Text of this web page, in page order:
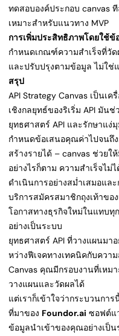
ทดสอบองค์ประกอบ canvas
เหมาะสำหรับแนวทาง MVP
การเพิ่มประสิทธิภาพโดยใช้ข้
กำหนดเกณฑ์ความสำเร็จที่วั
และปรับปรุงตามข้อมูล ไม่ใช่
สรุป
API Strategy Canvas เป็นเ
เชิงกลยุทธ์ของริเริ่ม API มัน
ยุทธศาสตร์ API และรักษาแง่
กำหนดข้อเสนอคุณค่าไปจนถึง
สร้างรายได้ – canvas ช่วยใ
อย่างไรก็ตาม ความสำเร็จไม่
ดำเนินการอย่างสม่ำเสมอแล
บริการสมัครสมาชิกถุงเท้าขอ
โอกาสทางธุรกิจใหม่ในแทบ
อย่างเป็นระบบ
ยุทธศาสตร์ API ที่วางแผนมา
หว่างฟีเจคทางเทคนิคกับควา
Canvas คุณมีกรอบงานที่เหม
วางแผนและวัดผลได้
แต่เราก็เข้าใจว่ากระบวนกา
ที่มาของ Foundor.ai ซอฟต์แ
ข้อมูลนำเข้าของคุณอย่างเป็